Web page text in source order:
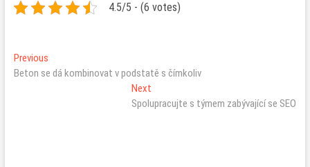
4.5/5 - (6 votes)
Navigace
pro
PreviousPrevious
post:
Beton se dá kombinovat v podstatě s čímkoliv
Next
post:
Spolupracujte s týmem zabývající se SEO